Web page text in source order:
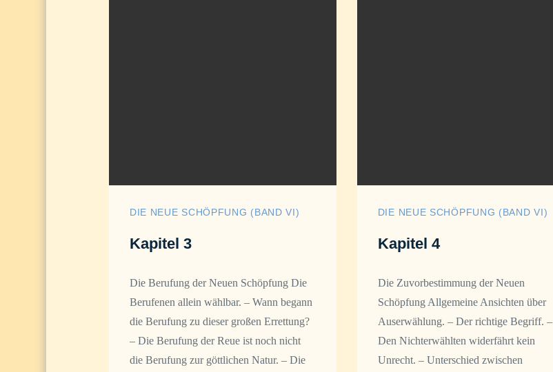
DIE NEUE SCHÖPFUNG (BAND VI)
Kapitel 3
Die Berufung der Neuen Schöpfung Die
Berufenen allein wählbar. – Wann begann
die Berufung zu dieser großen Errettung?
– Die Berufung der Reue ist noch nicht
die Berufung zur göttlichen Natur. – Die
DIE NEUE SCHÖPFUNG (BAND VI)
Kapitel 4
Die Zuvorbestimmung der Neuen
Schöpfung Allgemeine Ansichten über
Auserwählung. – Der richtige Begriff. –
Den Nichterwählten widerfährt kein
Unrecht. – Unterschied zwischen